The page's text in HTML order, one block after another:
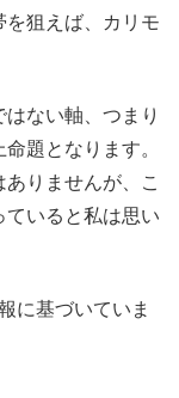
狙えば、カリモ
ない軸、つまり
題となります。
りませんが、こ
いると私は思い
に基づいていま